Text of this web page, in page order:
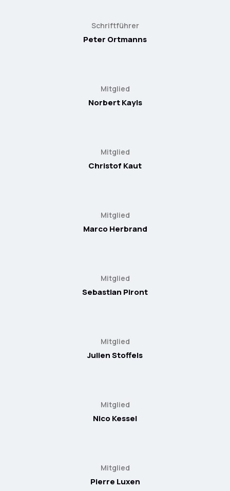
Schriftführer
Peter Ortmanns
Mitglied
Norbert Kayls
Mitglied
Christof Kaut
Mitglied
Marco Herbrand
Mitglied
Sebastian Piront
Mitglied
Julien Stoffels
Mitglied
Nico Kessel
Mitglied
Pierre Luxen